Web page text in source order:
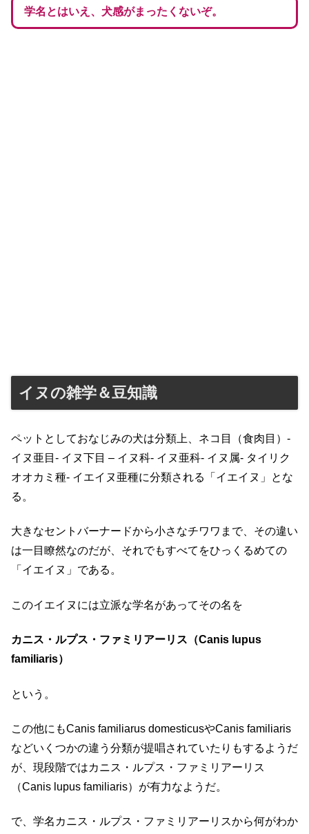
学名とはいえ、犬感がまったくないぞ。
イヌの雑学＆豆知識
ペットとしておなじみの犬は分類上、ネコ目（食肉目）-
イヌ亜目- イヌ下目 – イヌ科- イヌ亜科- イヌ属- タイリク
オオカミ種- イエイヌ亜種に分類される「イエイヌ」とな
る。
大きなセントバーナードから小さなチワワまで、その違い
は一目瞭然なのだが、それでもすべてをひっくるめての
「イエイヌ」である。
このイエイヌには立派な学名があってその名を
カニス・ルプス・ファミリアーリス（Canis lupus
familiaris）
という。
この他にもCanis familiarus domesticusやCanis familiaris
などいくつかの違う分類が提唱されていたりもするようだ
が、現段階ではカニス・ルプス・ファミリアーリス
（Canis lupus familiaris）が有力なようだ。
で、学名カニス・ルプス・ファミリアーリスから何がわか